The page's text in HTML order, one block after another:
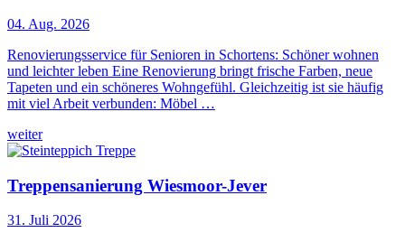
04. Aug. 2026
Renovierungsservice für Senioren in Schortens: Schöner wohnen
und leichter leben Eine Renovierung bringt frische Farben, neue
Tapeten und ein schöneres Wohngefühl. Gleichzeitig ist sie häufig
mit viel Arbeit verbunden: Möbel …
weiter
Treppensanierung Wiesmoor-Jever
31. Juli 2026